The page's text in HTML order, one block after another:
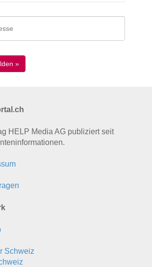
HELP Media AG publiziert seit
Schweiz